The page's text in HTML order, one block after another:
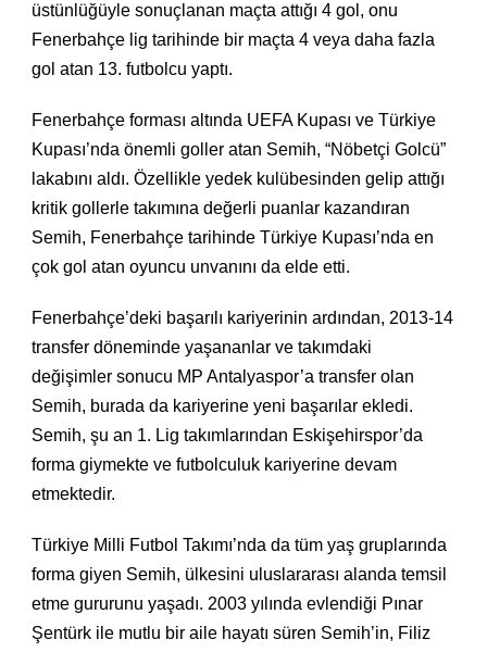
üstünlüğüyle sonuçlanan maçta attığı 4 gol, onu
Fenerbahçe lig tarihinde bir maçta 4 veya daha fazla
gol atan 13. futbolcu yaptı.
Fenerbahçe forması altında UEFA Kupası ve Türkiye
Kupası’nda önemli goller atan Semih, “Nöbetçi Golcü”
lakabını aldı. Özellikle yedek kulübesinden gelip attığı
kritik gollerle takımına değerli puanlar kazandıran
Semih, Fenerbahçe tarihinde Türkiye Kupası’nda en
çok gol atan oyuncu unvanını da elde etti.
Fenerbahçe’deki başarılı kariyerinin ardından, 2013-14
transfer döneminde yaşananlar ve takımdaki
değişimler sonucu MP Antalyaspor’a transfer olan
Semih, burada da kariyerine yeni başarılar ekledi.
Semih, şu an 1. Lig takımlarından Eskişehirspor’da
forma giymekte ve futbolculuk kariyerine devam
etmektedir.
Türkiye Milli Futbol Takımı’nda da tüm yaş gruplarında
forma giyen Semih, ülkesini uluslararası alanda temsil
etme gururunu yaşadı. 2003 yılında evlendiği Pınar
Şentürk ile mutlu bir aile hayatı süren Semih’in, Filiz